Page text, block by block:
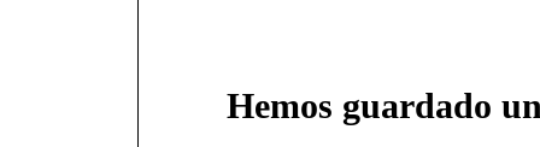
Hemos guardado